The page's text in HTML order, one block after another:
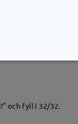
och fyll i 32/32.